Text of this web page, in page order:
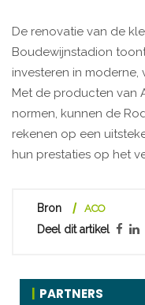
De renovatie van de
Boudewijnstadion
investeren in
Met de producten van
normen, kunnen de
rekenen op een
hun prestaties op het
Bron ACO
Deel dit artikel
PARTNERS